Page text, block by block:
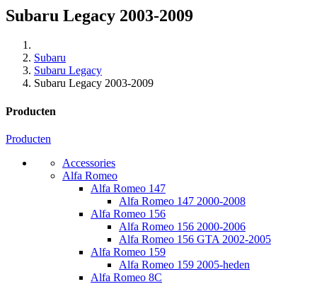
Subaru Legacy 2003-2009
Subaru
Subaru Legacy
Subaru Legacy 2003-2009
Producten
Producten
Accessories
Alfa Romeo
Alfa Romeo 147
Alfa Romeo 147 2000-2008
Alfa Romeo 156
Alfa Romeo 156 2000-2006
Alfa Romeo 156 GTA 2002-2005
Alfa Romeo 159
Alfa Romeo 159 2005-heden
Alfa Romeo 8C